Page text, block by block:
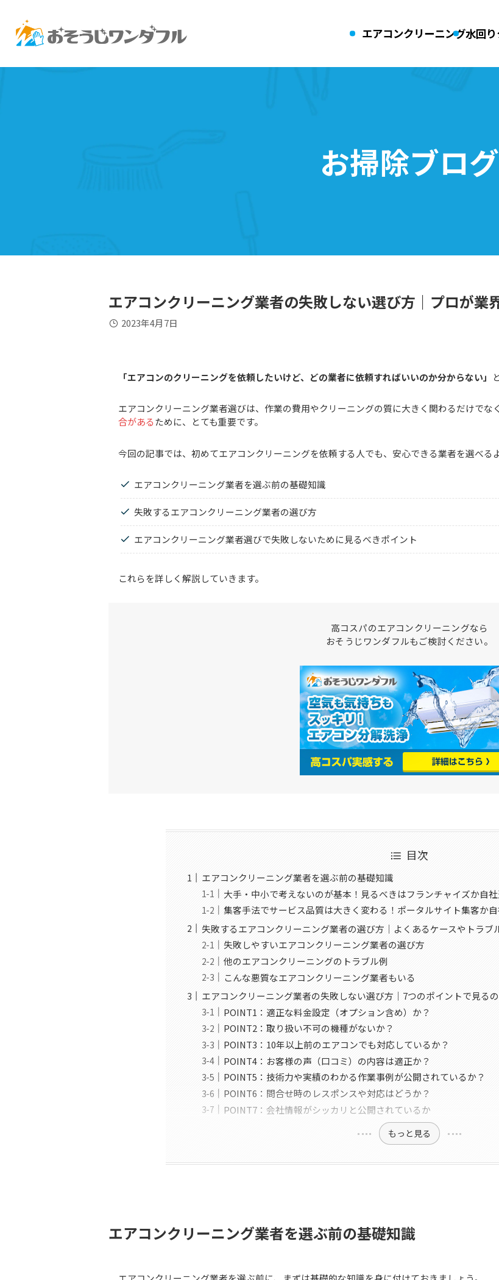
ご予約・お見積りはコチラ
水回りクリーニング
サービス一覧
事例
お客様の声
エアコンクリーニング水回
・換気扇クリーニング
洗
お掃除ブログ
エアコンクリーニング業者の失敗しない選び方｜プロが業
2023年4月7日
「エアコンのクリーニングを依頼したいけど、どの業者に依頼すればいいのか分からない」
エアコンクリーニング業者選びは、作業の費用やクリーニングの質に大きく関わるだけでなく
合があるために、とても重要です。
今回の記事では、初めてエアコンクリーニングを依頼する人でも、安心できる業者を選べるよ
エアコンクリーニング業者を選ぶ前の基礎知識
失敗するエアコンクリーニング業者の選び方
エアコンクリーニング業者選びで失敗しないために見るべきポイント
これらを詳しく解説していきます。
高コスパのエアコンクリーニングなら
おそうじワンダフルもご検討ください。
目次
エアコンクリーニング業者を選ぶ前の基礎知識
大手・中小で考えないのが基本！見るべきはフランチャイズか自
集客手法でサービス品質は大きく変わる！ポータルサイト集客か
失敗するエアコンクリーニング業者の選び方｜よくあるケースやトラブ
失敗しやすいエアコンクリーニング業者の選び方
他のエアコンクリーニングのトラブル例
こんな悪質なエアコンクリーニング業者もいる
エアコンクリーニング業者の失敗しない選び方｜7つのポイントで見る
POINT1：適正な料金設定（オプション含め）か？
POINT2：取り扱い不可の機種がないか？
POINT3：10年以上前のエアコンでも対応しているか？
POINT4：お客様の声（口コミ）の内容は適正か？
POINT5：技術力や実績のわかる作業事例が公開されているか？
POINT6：問合せ時のレスポンスや対応はどうか？
POINT7：会社情報がシッカリと公開されているか
もっと見る
エアコンクリーニング業者を選ぶ前の基礎知識